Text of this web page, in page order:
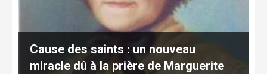
Cause des saints : un nouveau
miracle dû à la prière de Marguerite